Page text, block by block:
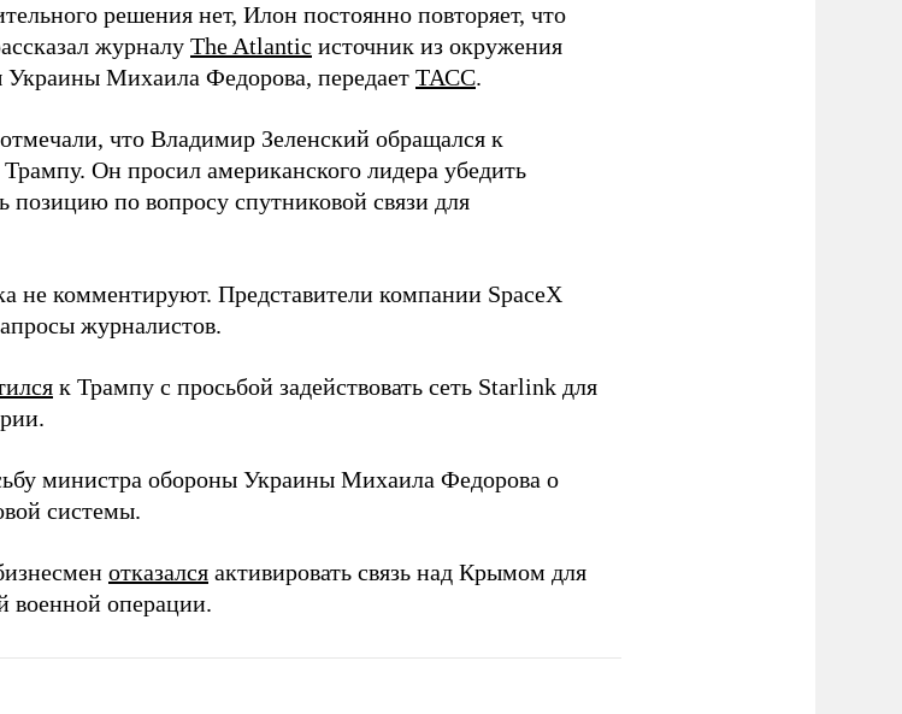
решения нет, Илон постоянно повторяет, что
журналу The Atlantic источник из окружения
Михаила Федорова, передает ТАСС.
что Владимир Зеленский обращался к
Он просил американского лидера убедить
позицию по вопросу спутниковой связи для
не комментируют. Представители компании SpaceX
журналистов.
к Трампу с просьбой задействовать сеть Starlink для
министра обороны Украины Михаила Федорова о
системы.
отказался активировать связь над Крымом для
военной операции.